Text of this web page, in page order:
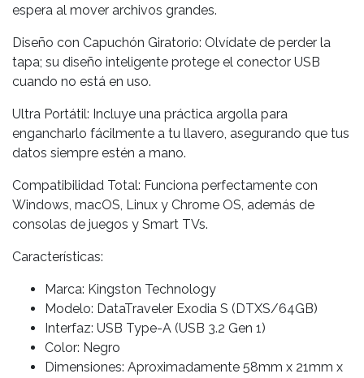
espera al mover archivos grandes.
Diseño con Capuchón Giratorio: Olvídate de perder la
tapa; su diseño inteligente protege el conector USB
cuando no está en uso.
Ultra Portátil: Incluye una práctica argolla para
engancharlo fácilmente a tu llavero, asegurando que tus
datos siempre estén a mano.
Compatibilidad Total: Funciona perfectamente con
Windows, macOS, Linux y Chrome OS, además de
consolas de juegos y Smart TVs.
Características:
Marca: Kingston Technology
Modelo: DataTraveler Exodia S (DTXS/64GB)
Interfaz: USB Type-A (USB 3.2 Gen 1)
Color: Negro
Dimensiones: Aproximadamente 58mm x 21mm x